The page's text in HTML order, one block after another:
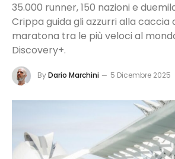
35.000 runner, 150 nazioni e
Crippa guida gli azzurri alla caccia
maratona tra le più veloci al
Discovery+.
ByDario Marchini 5 Dicembre 2025